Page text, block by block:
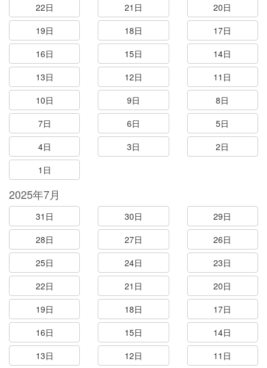
22日
21日
20日
19日
18日
17日
16日
15日
14日
13日
12日
11日
10日
9日
8日
7日
6日
5日
4日
3日
2日
1日
2025年7月
31日 30日
29日
28日
27日
26日
25日
24日
23日
22日
21日
20日
19日
18日
17日
16日
15日
14日
13日
12日
11日